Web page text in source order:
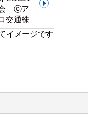
イメージです